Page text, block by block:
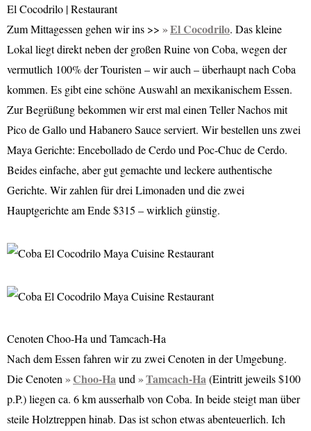
El Cocodrilo | Restaurant
Zum Mittagessen gehen wir ins >>
El Cocodrilo. Das kleine
Lokal liegt direkt neben der großen Ruine von Coba, wegen der
vermutlich 100% der Touristen – wir auch – überhaupt nach Coba
kommen. Es gibt eine schöne Auswahl an mexikanischem Essen.
Zur Begrüßung bekommen wir erst mal einen Teller Nachos mit
Pico de Gallo und Habanero Sauce serviert. Wir bestellen uns zwei
Maya Gerichte: Encebollado de Cerdo und Poc-Chuc de Cerdo.
Beides einfache, aber gut gemachte und leckere authentische
Gerichte. Wir zahlen für drei Limonaden und die zwei
Hauptgerichte am Ende $315 – wirklich günstig.
Cenoten Choo-Ha und Tamcach-Ha
Nach dem Essen fahren wir zu zwei Cenoten in der Umgebung.
Die Cenoten
Choo-Haund Tamcach-Ha(Eintritt jeweils $100
p.P.) liegen ca. 6 km ausserhalb von Coba. In beide steigt man über
steile Holztreppen hinab. Das ist schon etwas abenteuerlich. Ich